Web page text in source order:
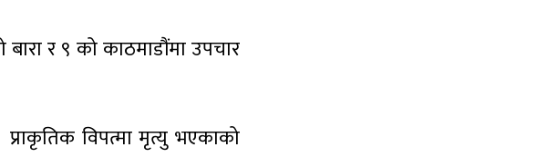
र ९ को काठमाडौंमा उपचार
विपत्मा मृत्यु भएकाको